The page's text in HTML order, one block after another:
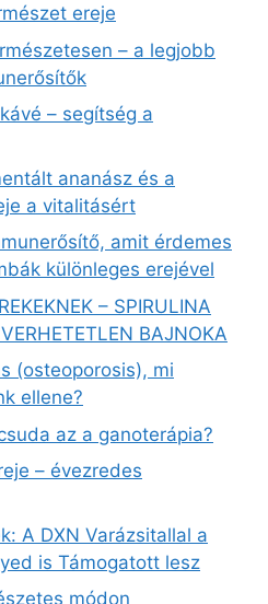
ereje
– a legjobb
– segítség a
ananász és a
a vitalitásért
amit érdemes
különleges erejével
– SPIRULINA
BAJNOKA
(osteoporosis), mi
ellene?
az a ganoterápia?
– évezredes
A DXN Varázsitallal a
is Támogatott lesz
módon